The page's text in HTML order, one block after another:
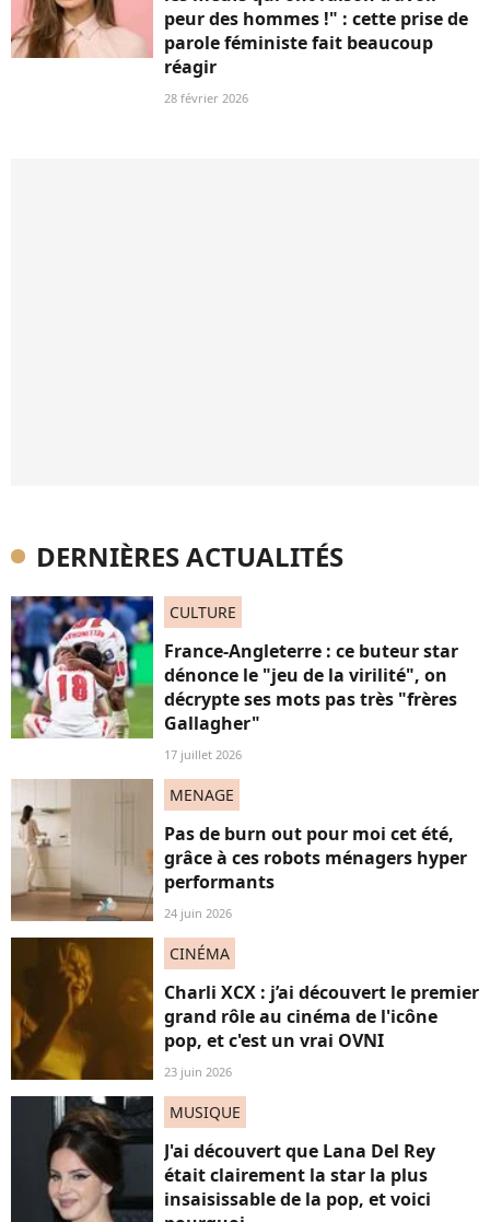
peur des hommes !" : cette prise de
parole féministe fait beaucoup
réagir
28 février 2026
DERNIÈRES ACTUALITÉS
CULTURE
France-Angleterre : ce buteur star
dénonce le "jeu de la virilité", on
décrypte ses mots pas très "frères
Gallagher"
17 juillet 2026
MENAGE
Pas de burn out pour moi cet été,
grâce à ces robots ménagers hyper
performants
24 juin 2026
CINÉMA
Charli XCX : j’ai découvert le premier
grand rôle au cinéma de l'icône
pop, et c'est un vrai OVNI
23 juin 2026
MUSIQUE
J'ai découvert que Lana Del Rey
était clairement la star la plus
insaisissable de la pop, et voici